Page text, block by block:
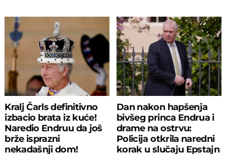
Kralj Čarls definitivno
izbacio brata iz kuće!
Naredio Endruu da još
brže isprazni
nekadašnji dom!
Dan nakon hapšenja
bivšeg princa Endrua i
drame na ostrvu:
Policija otkrila naredni
korak u slučaju Epstajn